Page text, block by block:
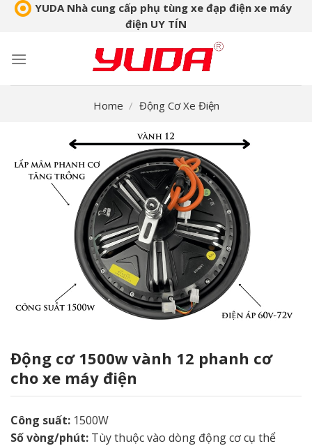
Skip
YUDA Nhà cung cấp phụ tùng xe đạp điện xe máy
điện UY TÍN
Home / Động Cơ Xe Điện
Động cơ 1500w vành 12 phanh cơ
cho xe máy điện
Công suất: 1500W
Số vòng/phút: Tùy thuộc vào dòng động cơ cụ thể